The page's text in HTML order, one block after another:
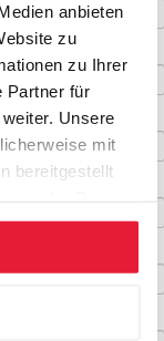
anbieten
zu
zu Ihrer
Partner für
Unsere
mit
bereitgestellt